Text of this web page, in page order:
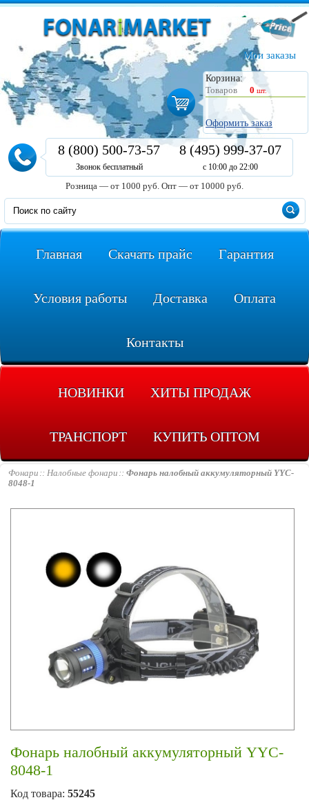
Мои заказы
Корзина:
Товаров
0 шт.
Оформить заказ
8 (800) 500-73-57
Звонок бесплатный
8 (495) 999-37-07
с 10:00 до 22:00
Розница — от 1000 руб. Опт — от 10000 руб.
Главная Скачать прайс Гарантия
Условия работы Доставка Оплата
Контакты
НОВИНКИ ХИТЫ ПРОДАЖ
ТРАНСПОРТ КУПИТЬ ОПТОМ
Фонари Налобные фонари
Фонарь налобный аккумуляторный YYC-
8048-1
Фонарь налобный аккумуляторный YYC-
8048-1
Код товара: 55245